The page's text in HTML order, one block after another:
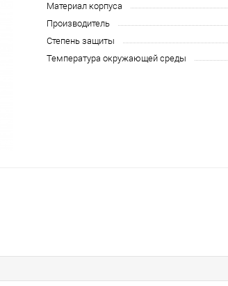
Материал корпуса
Производитель
Степень защиты
Температура окружающей среды